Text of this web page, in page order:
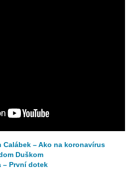
Calábek – Ako na koronavírus
Duškom
– První dotek